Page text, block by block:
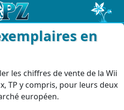
en
les chiffres de vente de la Wii
TP y compris, pour leurs deux
européen.